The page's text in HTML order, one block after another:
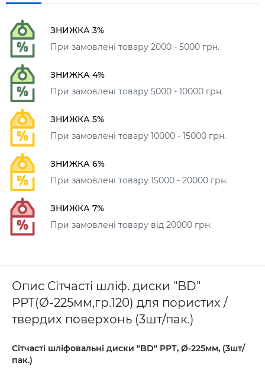
ЗНИЖКА 3%
При замовлені товару 2000 - 5000 грн.
ЗНИЖКА 4%
При замовлені товару 5000 - 10000 грн.
ЗНИЖКА 5%
При замовлені товару 10000 - 15000 грн.
ЗНИЖКА 6%
При замовлені товару 15000 - 20000 грн.
ЗНИЖКА 7%
При замовлені товару від 20000 грн.
Опис Сітчасті шліф. диски "BD"
PРТ(Ø-225мм,гр.120) для пористих /
твердих поверхонь (3шт/пак.)
Сітчасті шліфовальні диски "BD" PРТ, Ø-225мм, (3шт/
пак.)